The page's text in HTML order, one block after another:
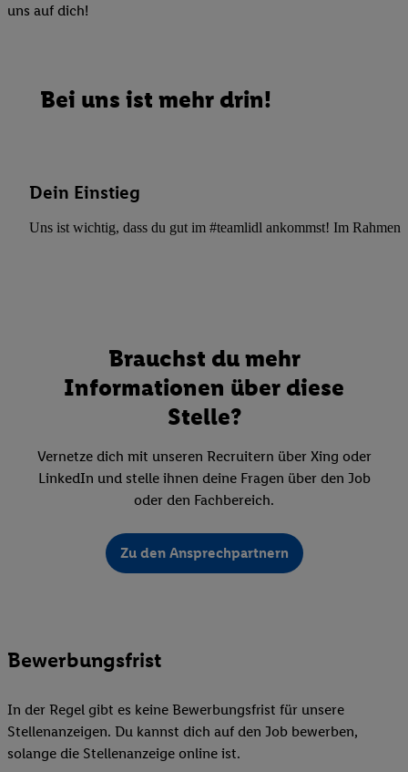
uns auf dich!
Bei uns ist mehr drin!
Dein Einstieg
Uns ist wichtig, dass du gut im #teamlidl ankommst! Im Rahmen
Brauchst du mehr
Informationen über diese
Stelle?
Vernetze dich mit unseren Recruitern über Xing oder
LinkedIn und stelle ihnen deine Fragen über den Job
oder den Fachbereich.
Zu den Ansprechpartnern
Bewerbungsfrist
In der Regel gibt es keine Bewerbungsfrist für unsere
Stellenanzeigen. Du kannst dich auf den Job bewerben,
solange die Stellenanzeige online ist.